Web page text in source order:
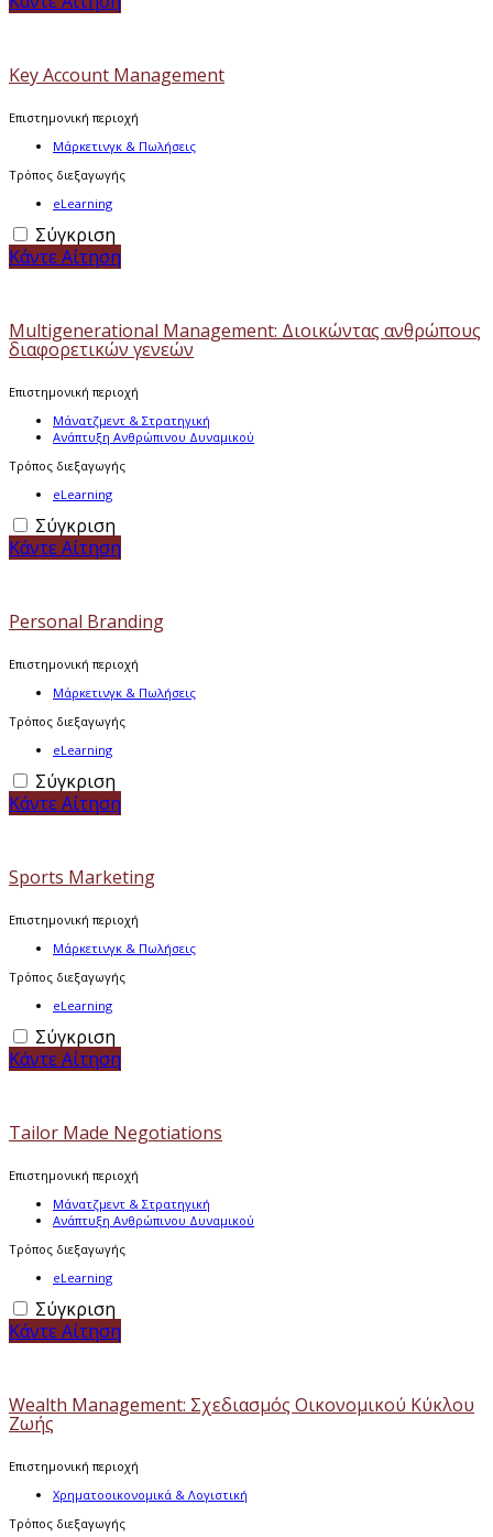
Key Account Management
Επιστημονική περιοχή
Μάρκετινγκ & Πωλήσεις
Τρόπος διεξαγωγής
eLearning
Σύγκριση
Κάντε Αίτηση
Multigenerational Management: Διοικώντας ανθρώπους
διαφορετικών γενεών
Επιστημονική περιοχή
Μάνατζμεντ & Στρατηγική
Ανάπτυξη Ανθρώπινου Δυναμικού
Τρόπος διεξαγωγής
eLearning
Σύγκριση
Κάντε Αίτηση
Personal Branding
Επιστημονική περιοχή
Μάρκετινγκ & Πωλήσεις
Τρόπος διεξαγωγής
eLearning
Σύγκριση
Κάντε Αίτηση
Sports Marketing
Επιστημονική περιοχή
Μάρκετινγκ & Πωλήσεις
Τρόπος διεξαγωγής
eLearning
Σύγκριση
Κάντε Αίτηση
Tailor Made Negotiations
Επιστημονική περιοχή
Μάνατζμεντ & Στρατηγική
Ανάπτυξη Ανθρώπινου Δυναμικού
Τρόπος διεξαγωγής
eLearning
Σύγκριση
Κάντε Αίτηση
Wealth Management: Σχεδιασμός Οικονομικού Κύκλου
Ζωής
Επιστημονική περιοχή
Χρηματοοικονομικά & Λογιστική
Τρόπος διεξαγωγής